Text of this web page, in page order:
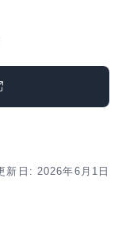
新日: 2026年6月1日